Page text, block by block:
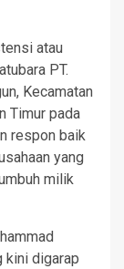
atau
PT.
Kecamatan
Timur pada
respon baik
yang
milik
kini digarap